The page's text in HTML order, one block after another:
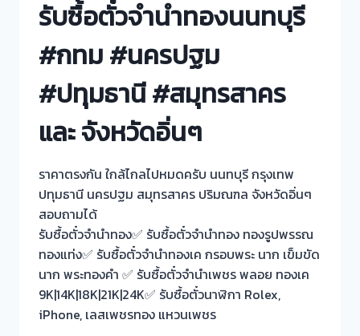
รับซื้อตั๋วจำนำทองนนทบุรี
#กทม #นครปฐม
#ปทุมธานี #สมุทรสาคร
และ จังหวัดอิ่นๆ
ราคาตรงกัน ใกล้ไกลไปหมดครับ นนทบุรี กรุงเทพ
ปทุมธานี นครปฐม สมุทรสาคร ปริมณฑล จังหวัดอิ่นๆ
สอบถามได้
รับซื้อตั๋วจำนำทอง✅ รับซื้อตั๋วจำนำทอง ทองรูปพรรณ
ทองแท่ง✅ รับซื้อตั๋วจำนำทองเค กรอบพระ นาก เข็มขัด
นาก พระทองคำ ✅ รับซื้อตั๋วจำนำเพชร พลอย ทองเค
9K|14K|18K|21K|24K✅ รับซื้อตั๋วนาฬิกา Rolex,
iPhone, เลสเพชรทอง แหวนเพชร